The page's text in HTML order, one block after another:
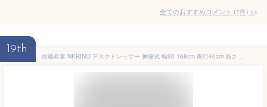
全てのおすすめコメント (1件) >
19th
佐藤産業 NKRINO デスクドレッサー 伸縮式 幅90-168cm 奥行40cm 高さ80cm ナチュラル 可動棚 NK80-90D WNA